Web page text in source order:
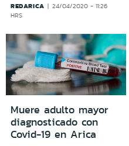
REDARICA
24/04/2020 - 11:26
HRS
Muere adulto mayor
diagnosticado con
Covid-19 en Arica